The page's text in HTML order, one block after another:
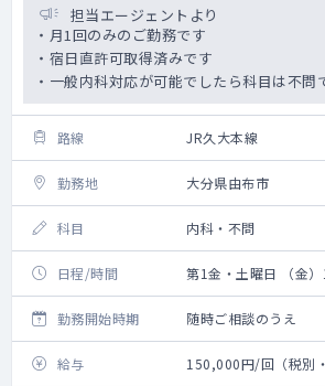
担当エージェントより
・月1回のみのご勤務です
・宿日直許可取得済みです
・一般内科対応が可能でしたら科目は不問
路線 JR久大本線
勤務地 大分県由布市
科目 内科・不問
日程/時間 第1金・土曜日 （金
勤務開始時期 随時ご相談のうえ
給与 150,000円/回（税別